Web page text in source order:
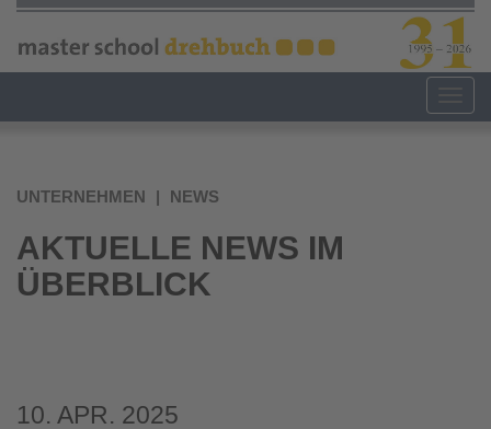
Direkt
Inhalt
UNTERNEHMEN NEWS
AKTUELLE NEWS IM
ÜBERBLICK
10. APR. 2025